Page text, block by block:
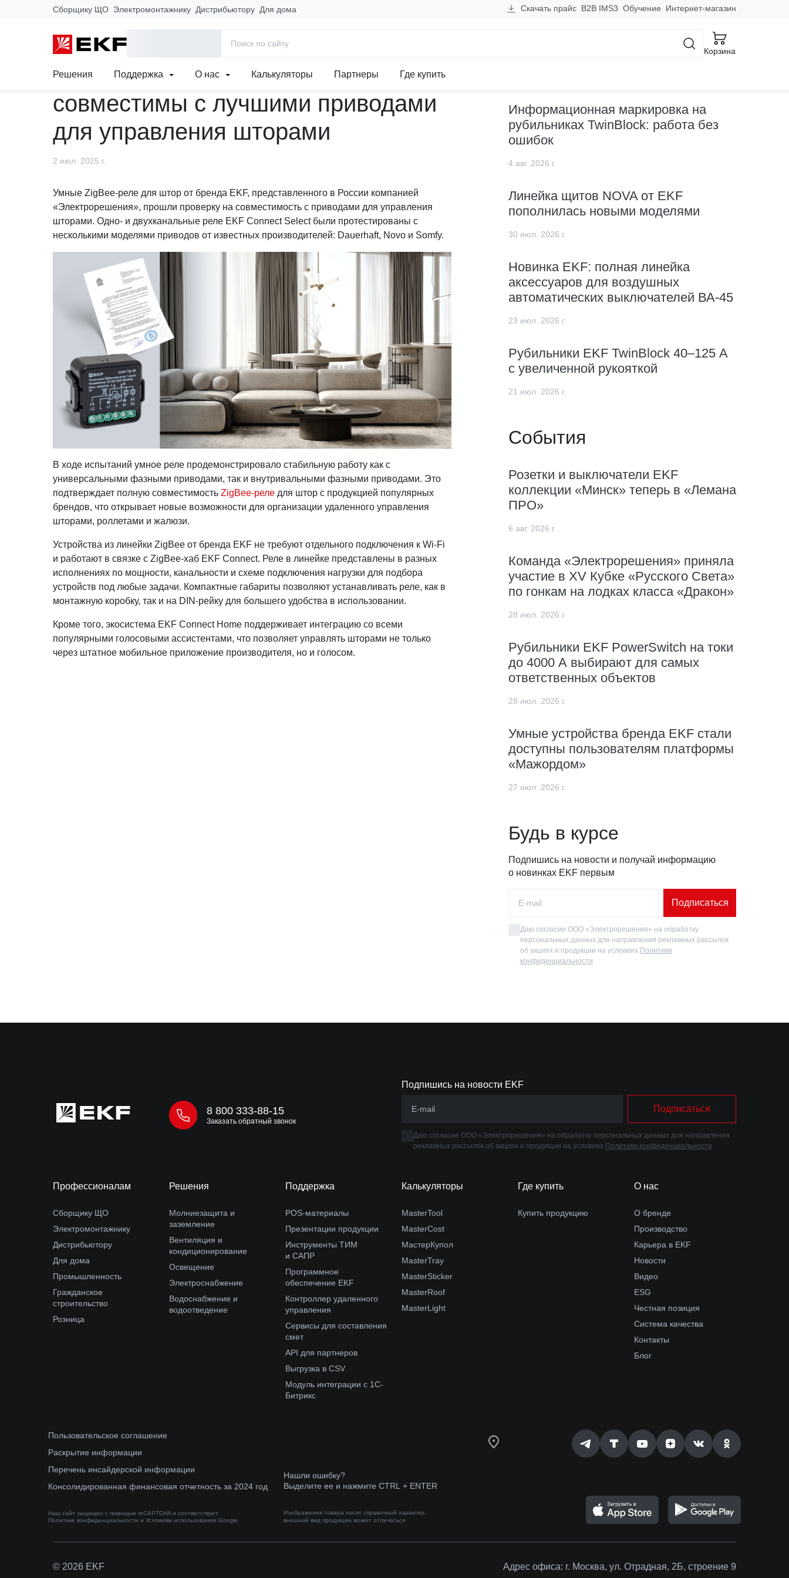
Сборщику ЩО Электромонтажнику Дистрибьютору Для дома Скачать прайс B2B IMS3 Обучение Интернет-магазин
Корзина
Решения Поддержка О нас Калькуляторы Партнеры Где купить
Главная
ZigBee-реле от бренда EKF
совместимы с лучшими приводами
для управления шторами
2 июл. 2025 г.
Умные ZigBee-реле для штор от бренда EKF, представленного в России компанией
«Электрорешения», прошли проверку на совместимость с приводами для управления
шторами. Одно- и двухканальные реле EKF Connect Select были протестированы с
несколькими моделями приводов от известных производителей: Dauerhaft, Novo и Somfy.
В ходе испытаний умное реле продемонстрировало стабильную работу как с
универсальными фазными приводами, так и внутривальными фазными приводами. Это
подтверждает полную совместимость ZigBee-реле для штор с продукцией популярных
брендов, что открывает новые возможности для организации удаленного управления
шторами, роллетами и жалюзи.
Устройства из линейки ZigBee от бренда EKF не требуют отдельного подключения к Wi-Fi
и работают в связке с ZigBee-хаб EKF Connect. Реле в линейке представлены в разных
исполнениях по мощности, канальности и схеме подключения нагрузки для подбора
устройств под любые задачи. Компактные габариты позволяют устанавливать реле, как в
монтажную коробку, так и на DIN-рейку для большего удобства в использовании.
Кроме того, экосистема EKF Connect Home поддерживает интеграцию со всеми
популярными голосовыми ассистентами, что позволяет управлять шторами не только
через штатное мобильное приложение производителя, но и голосом.
Информационная маркировка на
рубильниках TwinBlock: работа без
ошибок
4 авг. 2026 г.
Линейка щитов NOVA от EKF
пополнилась новыми моделями
30 июл. 2026 г.
Новинка EKF: полная линейка
аксессуаров для воздушных
автоматических выключателей ВА-45
23 июл. 2026 г.
Рубильники EKF TwinBlock 40–125 А
с увеличенной рукояткой
21 июл. 2026 г.
События
Розетки и выключатели EKF
коллекции «Минск» теперь в «Лемана
ПРО»
6 авг. 2026 г.
Команда «Электрорешения» приняла
участие в XV Кубке «Русского Света»
по гонкам на лодках класса «Дракон»
28 июл. 2026 г.
Рубильники EKF PowerSwitch на токи
до 4000 А выбирают для самых
ответственных объектов
28 июл. 2026 г.
Умные устройства бренда EKF стали
доступны пользователям платформы
«Мажордом»
27 июл. 2026 г.
Будь в курсе
Подпишись на новости и получай информацию
о новинках EKF первым
Подписаться
Даю согласие ООО «Электрорешения» на обработку
персональных данных для направления рекламных рассылок
об акциях и продукции на условиях Политики
конфиденциальности
8 800 333-88-15
Заказать обратный звонок
Подпишись на новости EKF
Подписаться
Даю согласие ООО «Электрорешения» на обработку персональных данных для направления
рекламных рассылок об акциях и продукции на условиях Политики конфиденциальности
Профессионалам
Сборщику ЩО
Электромонтажнику
Дистрибьютору
Для дома
Промышленность
Гражданское
строительство
Розница
Решения
Молниезащита и
заземление
Вентиляция и
кондиционирование
Освещение
Электроснабжение
Водоснабжение и
водоотведение
Поддержка
POS-материалы
Презентации продукции
Инструменты ТИМ
и САПР
Программное
обеспечение EKF
Контроллер удаленного
управления
Сервисы для составления
смет
API для партнеров
Выгрузка в CSV
Модуль интеграции с 1С-
Битрикс
Калькуляторы
MasterTool
MasterCost
МастерКупол
MasterTray
MasterSticker
MasterRoof
MasterLight
Где купить
Купить продукцию
О нас
О бренде
Производство
Карьера в EKF
Новости
Видео
ESG
Честная позиция
Система качества
Контакты
Блог
Пользовательское соглашение
Раскрытие информации
Перечень инсайдерской информации
Консолидированная финансовая отчетность за 2024 год
Наш сайт защищен с помощью reCAPTCHA и соответствует
Политике конфиденциальности и Условиям использования Google.
Нашли ошибку?
Выделите ее и нажмите CTRL + ENTER
Изображения товара носят справочный характер,
внешний вид продукции может отличаться
Адрес офиса: г. Москва, ул. Отрадная, 2Б, строение 9
© 2026 EKF